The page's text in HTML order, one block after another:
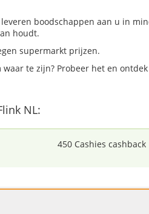
boodschappen aan u in
houdt.
supermarkt prijzen.
waar te zijn? Probeer het en
NL:
450 Cashies cashback